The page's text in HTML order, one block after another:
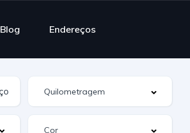
Blog Endereços